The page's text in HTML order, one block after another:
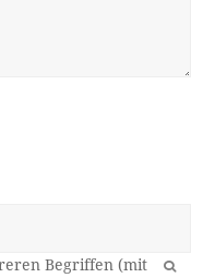
OK